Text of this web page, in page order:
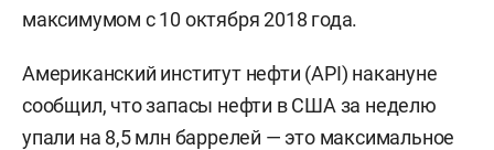
максимумом с 10 октября 2018 года.
Американский институт нефти (API) накануне
сообщил, что запасы нефти в США за неделю
упали на 8,5 млн баррелей — это максимальное